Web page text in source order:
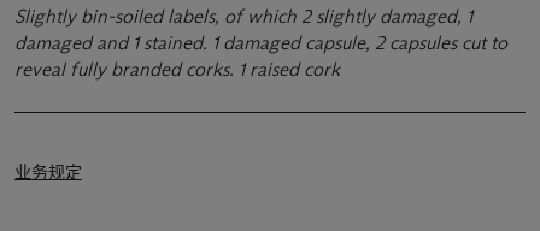
Slightly bin-soiled labels, of which 2 slightly damaged, 1
damaged and 1 stained. 1 damaged capsule, 2 capsules cut to
reveal fully branded corks. 1 raised cork
业务规定